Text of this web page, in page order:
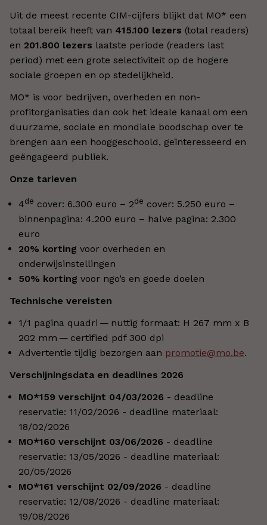
Uit de meest recente CIM-cijfers blijkt dat MO* een
totaal bereik heeft van 415.100 lezers (total readers)
en 201.800 lezers laatste periode (readers last
period) met een grote selectiviteit op de hogere
sociale groepen en op stedelijkheid.
MO* is voor bedrijven, overheden en non-
profitorganisaties dan ook het ideale kanaal om een
duurzame, sociale en mondiale boodschap over te
brengen aan een hooggeschoold, geïnteresseerd en
geëngageerd publiek.
Onze tarieven
4de cover: 6.300 euro – 2de cover: 5.250 euro –
binnenpagina: 4.200 euro – halve pagina: 2.300
euro
20% korting voor overheden en
onderwijsinstellingen
50% korting voor ngo’s en goede doelen
Technische vereisten
1/1 pagina quadri — nuttig formaat: H 267 mm x B
202 mm — certified pdf 300 dpi
Advertentie tijdig bezorgen aan promotie@mo.be.
Verschijningsdata en deadlines 2026
MO*159 verschijnt 04/03/2026 - deadline
reservatie: 11/02/2026 - deadline materiaal:
18/02/2026
MO*160 verschijnt 03/06/2026 - deadline
reservatie: 13/05/2026 - deadline materiaal:
20/05/2026
MO*161 verschijnt 02/09/2026 - deadline
reservatie: 12/08/2026 - deadline materiaal:
19/08/2026